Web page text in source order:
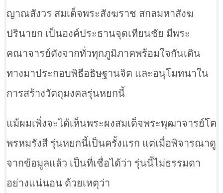
ญาณสังวร สมเด็จพระสังฆราช สกลมหาสังฆ
ปรินายก เป็นองค์ประธานจุดเทียนชัย มีพระ
คณาจารย์ดังจากทั่วทุกภูมิภาคพร้อมใจกันเดิน
ทางมาประกอบพิธีอธิษฐานจิต และอนุโมทนาใน
การสร้างวัตถุมงคลรุ่นหยกนี้
แม้ผมเพิ่งจะได้เห็นพระผงสมเด็จพระพุฒาจารย์โต
พรหมรังสี รุ่นหยกนี้เป็นครั้งแรก แต่เมื่อพิจารณาดู
จากข้อมูลแล้ว เป็นที่เชื่อได้ว่า รุ่นนี้ไม่ธรรมดา
อย่างแน่นอน ด้วยเหตุว่า